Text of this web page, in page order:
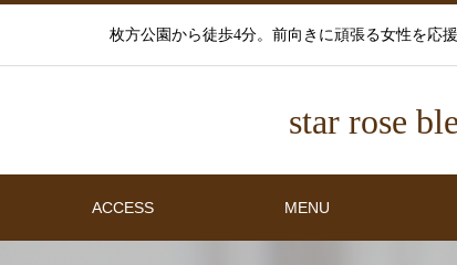
枚方公園から徒歩4分。前向きに頑張る女性を応
star rose
ACCESS MENU